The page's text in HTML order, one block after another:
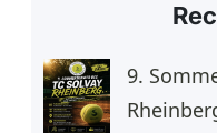
9.